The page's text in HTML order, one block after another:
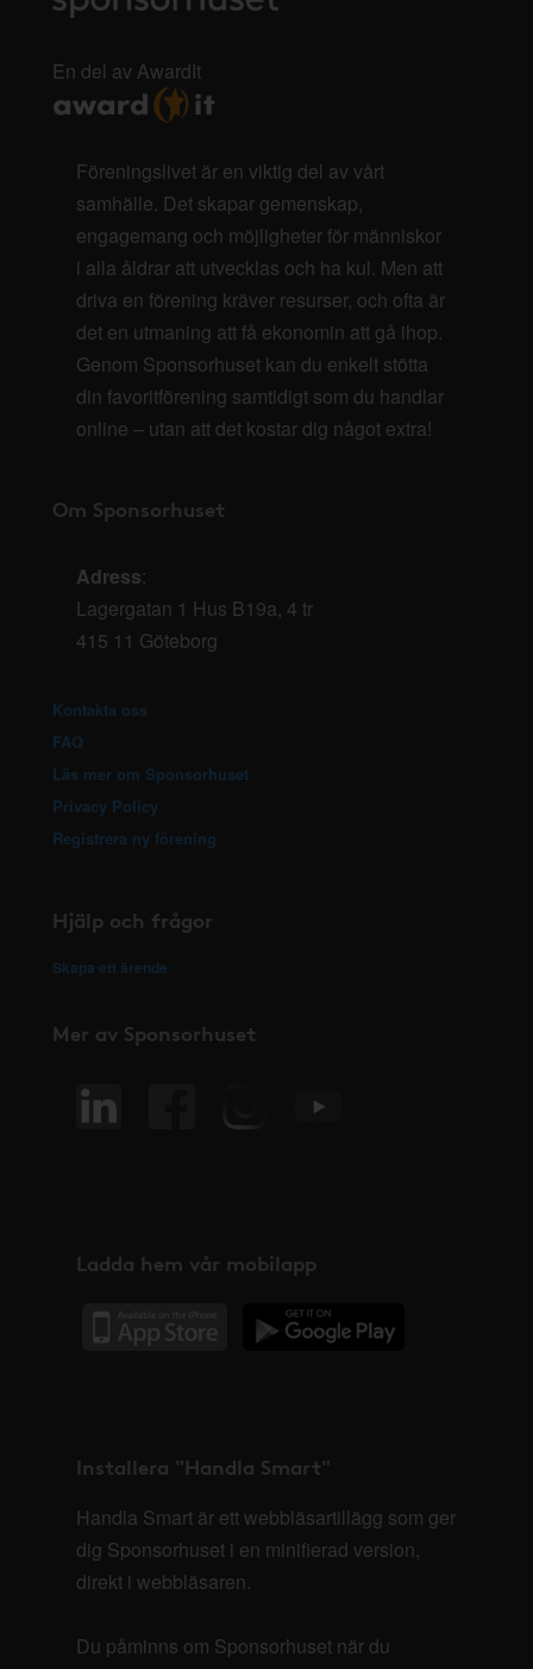
En del av AwardIt
Föreningslivet är en viktig del av vårt
samhälle. Det skapar gemenskap,
engagemang och möjligheter för människor
i alla åldrar att utvecklas och ha kul. Men att
driva en förening kräver resurser, och ofta är
det en utmaning att få ekonomin att gå ihop.
Genom Sponsorhuset kan du enkelt stötta
din favoritförening samtidigt som du handlar
online – utan att det kostar dig något extra!
Om Sponsorhuset
Adress:
Lagergatan 1 Hus B19a, 4 tr
415 11 Göteborg
Kontakta oss
FAQ
Läs mer om Sponsorhuset
Privacy Policy
Registrera ny förening
Hjälp och frågor
Skapa ett ärende
Mer av Sponsorhuset
Ladda hem vår mobilapp
Installera "Handla Smart"
Handla Smart är ett webbläsartillägg som ger
dig Sponsorhuset i en minifierad version,
direkt i webbläsaren.
Du påminns om Sponsorhuset när du